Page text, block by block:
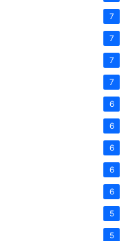
7
7
7
7
6
6
6
6
6
5
5